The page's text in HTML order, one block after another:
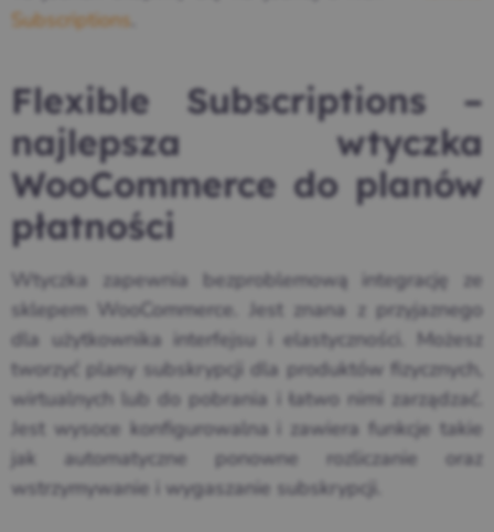
Subscriptions
Flexible Subscriptions –
najlepsza wtyczka
WooCommerce do planów
płatności
Wtyczka zapewnia bezproblemową integrację ze
sklepem WooCommerce. Jest znana z przyjaznego
dla użytkownika interfejsu i elastyczności. Możesz
tworzyć plany subskrypcji dla produktów fizycznych,
wirtualnych lub do pobrania i łatwo nimi zarządzać.
Jest wysoce konfigurowalna i zawiera funkcje takie
jak automatyczne ponowne rozliczanie oraz
wstrzymywanie i wygaszanie subskrypcji.